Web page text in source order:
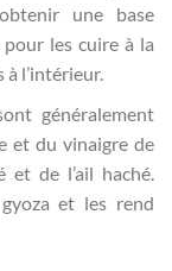
une base
les cuire à la
à l’intérieur.
généralement
et du vinaigre de
et de l’ail haché.
et les rend